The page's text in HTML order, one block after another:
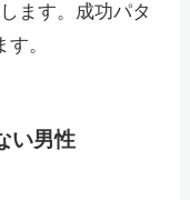
ます。成功パタ
。
い男性